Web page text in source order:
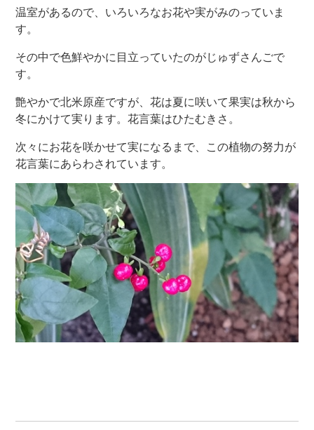
赤ちゃん歯科
歯周病専門サイト
温室があるので、いろいろなお花や実がみのっていま
す。
その中で色鮮やかに目立っていたのがじゅずさんごで
す。
艶やかで北米原産ですが、花は夏に咲いて果実は秋から
冬にかけて実ります。花言葉はひたむきさ。
次々にお花を咲かせて実になるまで、この植物の努力が
花言葉にあらわされています。